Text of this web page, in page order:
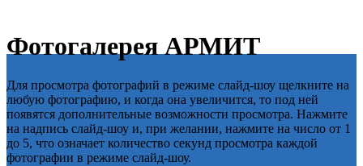
Фотогалерея АРМИТ
Для просмотра фотографий в режиме слайд-шоу щелкните на
любую фотографию, и когда она увеличится, то под ней
появятся дополнительные возможности просмотра. Нажмите
на надпись слайд-шоу и, при желании, нажмите на число от 1
до 5, что означает количество секунд просмотра каждой
фотографии в режиме слайд-шоу.